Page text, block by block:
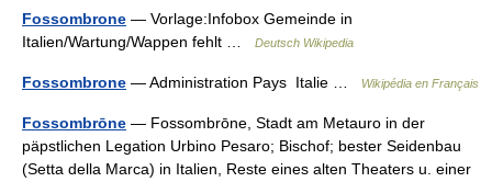
Fossombrone — Vorlage:Infobox Gemeinde in
Italien/Wartung/Wappen fehlt …
Deutsch Wikipedia
Fossombrone — Administration Pays Italie … Wikipédia en Français
Fossombrōne — Fossombrōne, Stadt am Metauro in der
päpstlichen Legation Urbino Pesaro; Bischof; bester Seidenbau
(Setta della Marca) in Italien, Reste eines alten Theaters u. einer